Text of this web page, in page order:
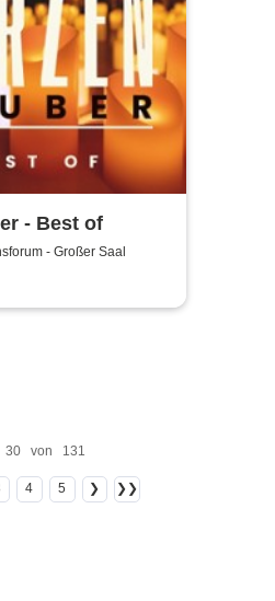
- Best of
- Großer Saal
von 131
4 5 ❯ ❯❯